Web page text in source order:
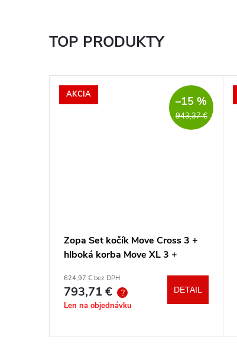
TOP PRODUKTY
AKCIA
943,37 €
–15 %
Zopa Set kočík Move Cross 3 +
hlboká korba Move XL 3 +
výberu + báza
624,97 € bez DPH
793,71 € ?
Len na objednávku
DETAIL